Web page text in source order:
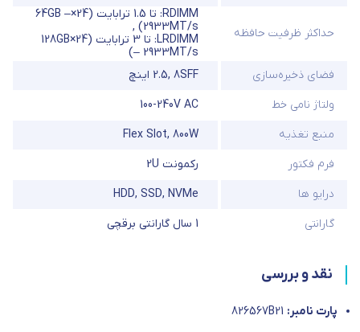
حداکثر ظرفیت حافظه
RDIMM: تا 1.5 ترابایت (24×64GB –
2933MT/s)
,
LRDIMM: تا 3 ترابایت (24×128GB
– 2933MT/s)
فضای ذخیره‌سازی
8SFF
,2.5 اینچ
ولتاژ نامی خط
100-240V AC
منبع تغذیه
800W
,
Flex Slot
فرم فکتور
رکمونت 2U
درایو ها
NVMe
,
SSD
,
HDD
گارانتی
1 سال گارانتی برقچی
نقد و بررسی
پارت نامبر: